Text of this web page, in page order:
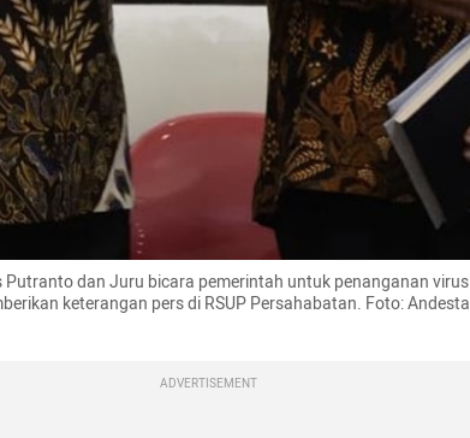
Putranto dan Juru bicara pemerintah untuk penanganan virus
keterangan pers di RSUP Persahabatan. Foto: Andesta
ADVERTISEMENT